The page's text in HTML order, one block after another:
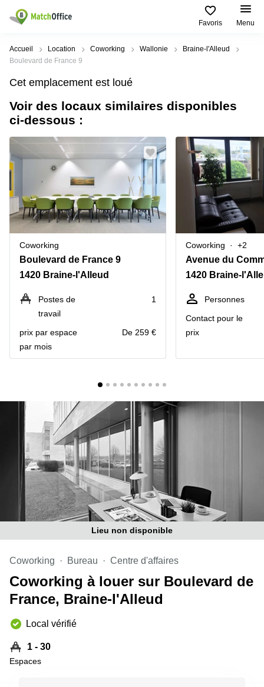
Favoris Menu
Rechercher / publier
Types
d'espaces
Bureaux
d’affaires
Coworking
Salles
de
réunion
Bureau
virtuel
Villes
Populaires
Alost
Anvers
Bruxelles
Bruxelles
Aeroport
Gand
Hasselt
la
Neuve
Wavre
Recherches
populaires
Bureau
a louer
Bureau à
Bruxelles
Bureau
a louer
Gand
Bureau
à louer
Liège
Centre
Anvers
Centre
d'affaires
Gand
Centre
Coworking
Coworking
Namur
Coworking
Tournai
Salle de
conférence
Aide
Qui sommes-nous?
Publier un bureau
Prix
Connexion
Choisissez une langue
flamand
Accueil Location Coworking Wallonie
Braine-l'Alleud
Boulevard de France 9
Cet emplacement est loué
Voir des locaux similaires disponibles
ci-dessous :
Coworking
Boulevard de France 9
1420 Braine-l'Alleud
Postes de
travail
1
prix par espace
par mois
De 259 €
Coworking +2
Avenue du
1420 Braine-
Personnes
Contact pour le
prix
Lieu non disponible
Coworking Bureau Centre d'affaires
Coworking à louer sur Boulevard de
France, Braine-l'Alleud
Local vérifié
1 - 30
Espaces